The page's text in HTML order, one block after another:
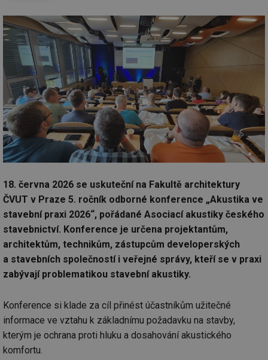
18. června 2026 se uskuteční na Fakultě architektury
ČVUT v Praze 5. ročník odborné konference „Akustika ve
stavební praxi 2026“, pořádané Asociací akustiky českého
stavebnictví. Konference je určena projektantům,
architektům, technikům, zástupcům developerských
a stavebních společností i veřejné správy, kteří se v praxi
zabývají problematikou stavební akustiky.
Konference si klade za cíl přinést účastníkům užitečné
informace ve vztahu k základnímu požadavku na stavby,
kterým je ochrana proti hluku a dosahování akustického
komfortu.